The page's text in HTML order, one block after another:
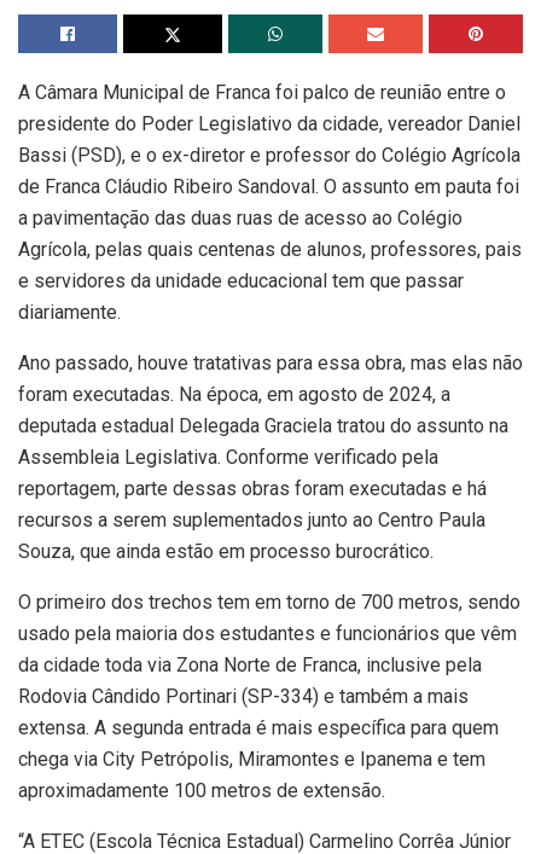
A Câmara Municipal de Franca foi palco de reunião entre o
presidente do Poder Legislativo da cidade, vereador Daniel
Bassi (PSD), e o ex-diretor e professor do Colégio Agrícola
de Franca Cláudio Ribeiro Sandoval. O assunto em pauta foi
a pavimentação das duas ruas de acesso ao Colégio
Agrícola, pelas quais centenas de alunos, professores, pais
e servidores da unidade educacional tem que passar
diariamente.
Ano passado, houve tratativas para essa obra, mas elas não
foram executadas. Na época, em agosto de 2024, a
deputada estadual Delegada Graciela tratou do assunto na
Assembleia Legislativa. Conforme verificado pela
reportagem, parte dessas obras foram executadas e há
recursos a serem suplementados junto ao Centro Paula
Souza, que ainda estão em processo burocrático.
O primeiro dos trechos tem em torno de 700 metros, sendo
usado pela maioria dos estudantes e funcionários que vêm
da cidade toda via Zona Norte de Franca, inclusive pela
Rodovia Cândido Portinari (SP-334) e também a mais
extensa. A segunda entrada é mais específica para quem
chega via City Petrópolis, Miramontes e Ipanema e tem
aproximadamente 100 metros de extensão.
“A ETEC (Escola Técnica Estadual) Carmelino Corrêa Júnior